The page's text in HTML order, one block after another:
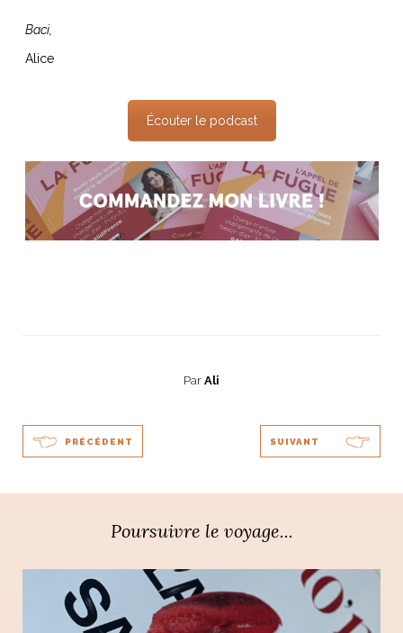
Baci,
Alice
Écouter le podcast
Par Ali
PRÉCÉDENT SUIVANT
Poursuivre le voyage...